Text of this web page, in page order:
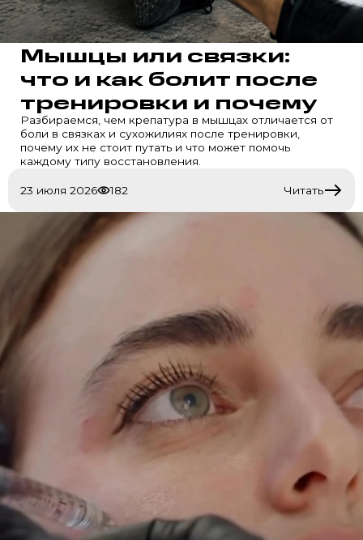
Мышцы или связки:
что и как болит после
тренировки и почему
Разбираемся, чем крепатура в мышцах отличается от
боли в связках и сухожилиях после тренировки,
почему их не стоит путать и что может помочь
каждому типу восстановления.
23 июля 2026 182 Читать